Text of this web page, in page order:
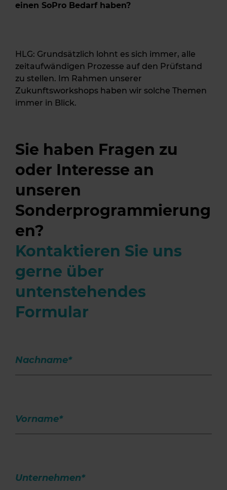
einen SoPro Bedarf haben?
HLG: Grundsätzlich lohnt es sich immer, alle
zeitaufwändigen Prozesse auf den Prüfstand
zu stellen. Im Rahmen unserer
Zukunftsworkshops haben wir solche Themen
immer in Blick.
Sie haben Fragen zu
oder Interesse an
unseren
Sonderprogrammierung
en?
Kontaktieren Sie uns
gerne über
untenstehendes
Formular